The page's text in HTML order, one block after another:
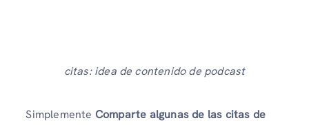
citas: idea de contenido de podcast
Simplemente Comparte algunas de las citas de